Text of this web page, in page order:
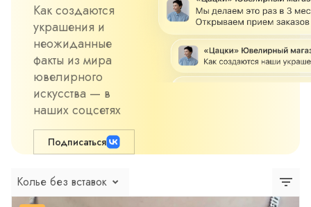
Как создаются
украшения и
неожиданные
факты из мира
ювелирного
искусства — в
наших соцсетях
Подписаться
Колье без вставок